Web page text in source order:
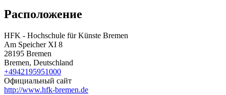
Расположение
HFK - Hochschule für Künste Bremen
Am Speicher XI 8
28195 Bremen
Bremen, Deutschland
+4942195951000
Официальный сайт
http://www.hfk-bremen.de